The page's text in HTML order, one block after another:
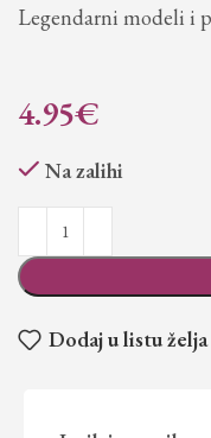
Legendarni modeli i
4.95€
Na zalihi
Dodaj u listu želja